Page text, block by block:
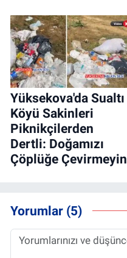
Yüksekova'da Sualtı
Köyü Sakinleri
Piknikçilerden
Dertli: Doğamızı
Çöplüğe Çevirmeyin
Yorumlar (5)